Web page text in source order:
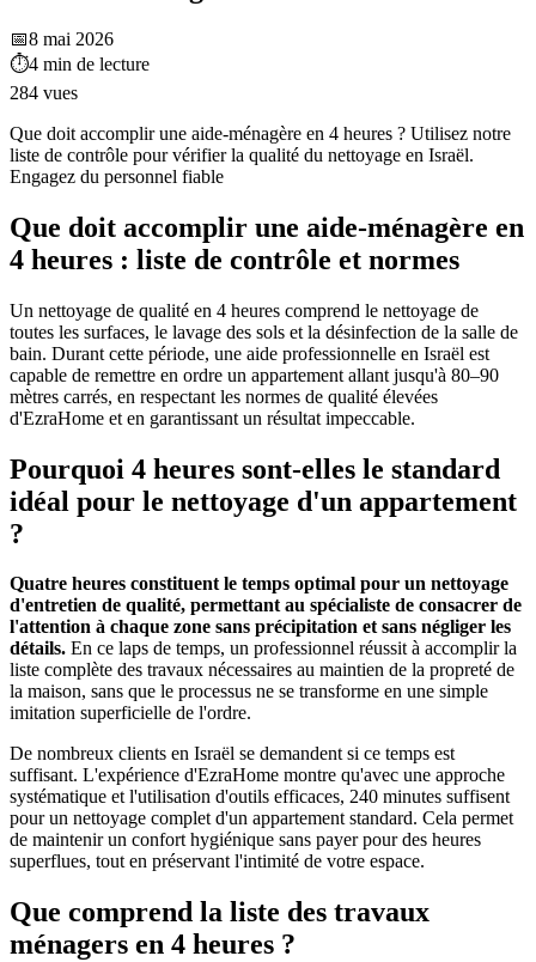
📅8 mai 2026
⏱4 min de lecture
284 vues
Que doit accomplir une aide-ménagère en 4 heures ? Utilisez notre
liste de contrôle pour vérifier la qualité du nettoyage en Israël.
Engagez du personnel fiable
Que doit accomplir une aide-ménagère en
4 heures : liste de contrôle et normes
Un nettoyage de qualité en 4 heures comprend le nettoyage de
toutes les surfaces, le lavage des sols et la désinfection de la salle de
bain. Durant cette période, une aide professionnelle en Israël est
capable de remettre en ordre un appartement allant jusqu'à 80–90
mètres carrés, en respectant les normes de qualité élevées
d'EzraHome et en garantissant un résultat impeccable.
Pourquoi 4 heures sont-elles le standard
idéal pour le nettoyage d'un appartement
?
Quatre heures constituent le temps optimal pour un nettoyage
d'entretien de qualité, permettant au spécialiste de consacrer de
l'attention à chaque zone sans précipitation et sans négliger les
détails. En ce laps de temps, un professionnel réussit à accomplir la
liste complète des travaux nécessaires au maintien de la propreté de
la maison, sans que le processus ne se transforme en une simple
imitation superficielle de l'ordre.
De nombreux clients en Israël se demandent si ce temps est
suffisant. L'expérience d'EzraHome montre qu'avec une approche
systématique et l'utilisation d'outils efficaces, 240 minutes suffisent
pour un nettoyage complet d'un appartement standard. Cela permet
de maintenir un confort hygiénique sans payer pour des heures
superflues, tout en préservant l'intimité de votre espace.
Que comprend la liste des travaux
ménagers en 4 heures ?